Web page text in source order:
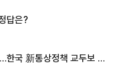
답은?
한국 新통상정책 교두보 활